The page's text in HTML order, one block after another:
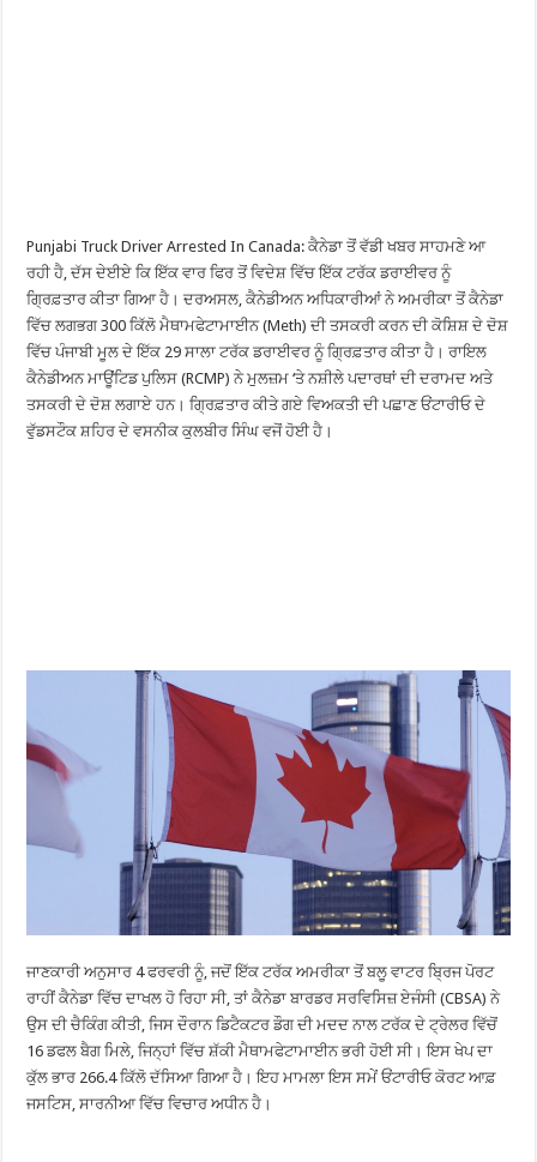
Punjabi Truck Driver Arrested In Canada: ਕੈਨੇਡਾ ਤੋਂ ਵੱਡੀ ਖਬਰ ਸਾਹਮਣੇ ਆ
ਰਹੀ ਹੈ, ਦੱਸ ਦੇਈਏ ਕਿ ਇੱਕ ਵਾਰ ਫਿਰ ਤੋਂ ਵਿਦੇਸ਼ ਵਿੱਚ ਇੱਕ ਟਰੱਕ ਡਰਾਈਵਰ ਨੂੰ
ਗ੍ਰਿਫ਼ਤਾਰ ਕੀਤਾ ਗਿਆ ਹੈ। ਦਰਅਸਲ, ਕੈਨੇਡੀਅਨ ਅਧਿਕਾਰੀਆਂ ਨੇ ਅਮਰੀਕਾ ਤੋਂ ਕੈਨੇਡਾ
ਵਿੱਚ ਲਗਭਗ 300 ਕਿੱਲੋ ਮੈਥਾਮਫੇਟਾਮਾਈਨ (Meth) ਦੀ ਤਸਕਰੀ ਕਰਨ ਦੀ ਕੋਸ਼ਿਸ਼ ਦੇ ਦੋਸ਼
ਵਿੱਚ ਪੰਜਾਬੀ ਮੂਲ ਦੇ ਇੱਕ 29 ਸਾਲਾ ਟਰੱਕ ਡਰਾਈਵਰ ਨੂੰ ਗ੍ਰਿਫ਼ਤਾਰ ਕੀਤਾ ਹੈ। ਰਾਇਲ
ਕੈਨੇਡੀਅਨ ਮਾਊਂਟਿਡ ਪੁਲਿਸ (RCMP) ਨੇ ਮੁਲਜ਼ਮ ‘ਤੇ ਨਸ਼ੀਲੇ ਪਦਾਰਥਾਂ ਦੀ ਦਰਾਮਦ ਅਤੇ
ਤਸਕਰੀ ਦੇ ਦੋਸ਼ ਲਗਾਏ ਹਨ। ਗ੍ਰਿਫ਼ਤਾਰ ਕੀਤੇ ਗਏ ਵਿਅਕਤੀ ਦੀ ਪਛਾਣ ਓਂਟਾਰੀਓ ਦੇ
ਵੁੱਡਸਟੌਕ ਸ਼ਹਿਰ ਦੇ ਵਸਨੀਕ ਕੁਲਬੀਰ ਸਿੰਘ ਵਜੋਂ ਹੋਈ ਹੈ।
ਜਾਣਕਾਰੀ ਅਨੁਸਾਰ 4 ਫਰਵਰੀ ਨੂੰ, ਜਦੋਂ ਇੱਕ ਟਰੱਕ ਅਮਰੀਕਾ ਤੋਂ ਬਲੂ ਵਾਟਰ ਬ੍ਰਿਜ ਪੋਰਟ
ਰਾਹੀਂ ਕੈਨੇਡਾ ਵਿੱਚ ਦਾਖਲ ਹੋ ਰਿਹਾ ਸੀ, ਤਾਂ ਕੈਨੇਡਾ ਬਾਰਡਰ ਸਰਵਿਸਿਜ਼ ਏਜੰਸੀ (CBSA) ਨੇ
ਉਸ ਦੀ ਚੈਕਿੰਗ ਕੀਤੀ, ਜਿਸ ਦੌਰਾਨ ਡਿਟੈਕਟਰ ਡੌਗ ਦੀ ਮਦਦ ਨਾਲ ਟਰੱਕ ਦੇ ਟ੍ਰੇਲਰ ਵਿੱਚੋਂ
16 ਡਫਲ ਬੈਗ ਮਿਲੇ, ਜਿਨ੍ਹਾਂ ਵਿੱਚ ਸ਼ੱਕੀ ਮੈਥਾਮਫੇਟਾਮਾਈਨ ਭਰੀ ਹੋਈ ਸੀ। ਇਸ ਖੇਪ ਦਾ
ਕੁੱਲ ਭਾਰ 266.4 ਕਿੱਲੋ ਦੱਸਿਆ ਗਿਆ ਹੈ। ਇਹ ਮਾਮਲਾ ਇਸ ਸਮੇਂ ਓਂਟਾਰੀਓ ਕੋਰਟ ਆਫ਼
ਜਸਟਿਸ, ਸਾਰਨੀਆ ਵਿੱਚ ਵਿਚਾਰ ਅਧੀਨ ਹੈ।